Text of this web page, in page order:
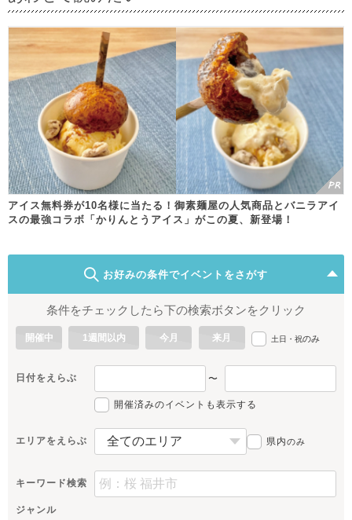
アイス無料券が10名様に当たる！御素麺屋の人気商品とバニラアイ
スの最強コラボ「かりんとうアイス」がこの夏、新登場！
お好みの条件でイベントをさがす
条件をチェックしたら下の検索ボタンをクリック
開催中 1週間以内 今月 来月 土日・祝のみ
日付をえらぶ 〜
開催済みのイベントも表示する
エリアをえらぶ 県内のみ
キーワード検索
ジャンル